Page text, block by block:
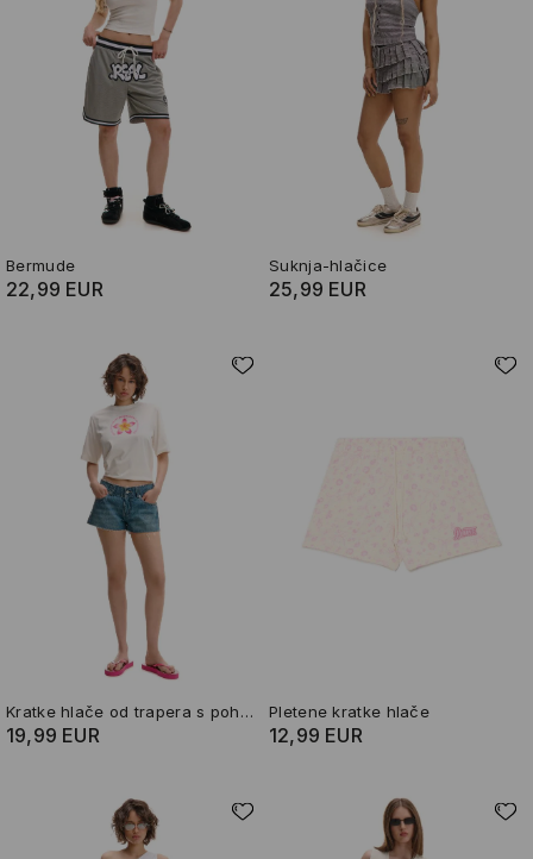
Bermude
22,99 EUR
Suknja-hlačice
25,99 EUR
Kratke hlače od trapera s pohabanim porubom
19,99 EUR
Pletene kratke hlače
12,99 EUR